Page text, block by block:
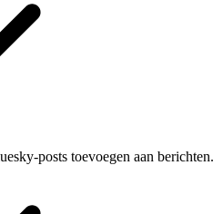
posts toevoegen aan berichten.